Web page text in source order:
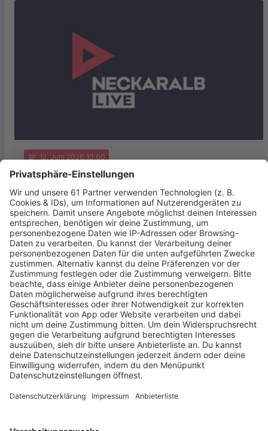
notes 12. Juni 2026 10:00
Soziales Engagement aus Reutlingen
ausgezeichnet
Der Verein „Menschenkinder“ aus Reutlingen ist im
Bundeskanzleramt für sein herausragendes soziales
Engagement geehrt worden. Beim
Bundeswettbewerb „startsocial“ erreichte die …